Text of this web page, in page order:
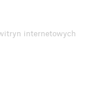
internetowych